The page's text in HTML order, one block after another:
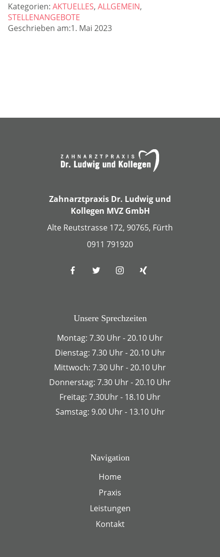
Kategorien: AKTUELLES, ALLGEMEIN,
STELLENANGEBOTE
Geschrieben am:1. Mai 2023
Zahnarztpraxis Dr. Ludwig und
Kollegen MVZ GmbH
Alte Reutstrasse 172, 90765, Fürth
0911 791920
Unsere Sprechzeiten
Montag: 7.30 Uhr - 20.10 Uhr
Dienstag: 7.30 Uhr - 20.10 Uhr
Mittwoch: 7.30 Uhr - 20.10 Uhr
Donnerstag: 7.30 Uhr - 20.10 Uhr
Freitag: 7.30Uhr - 18.10 Uhr
Samstag: 9.00 Uhr - 13.10 Uhr
Navigation
Home
Praxis
Leistungen
Kontakt